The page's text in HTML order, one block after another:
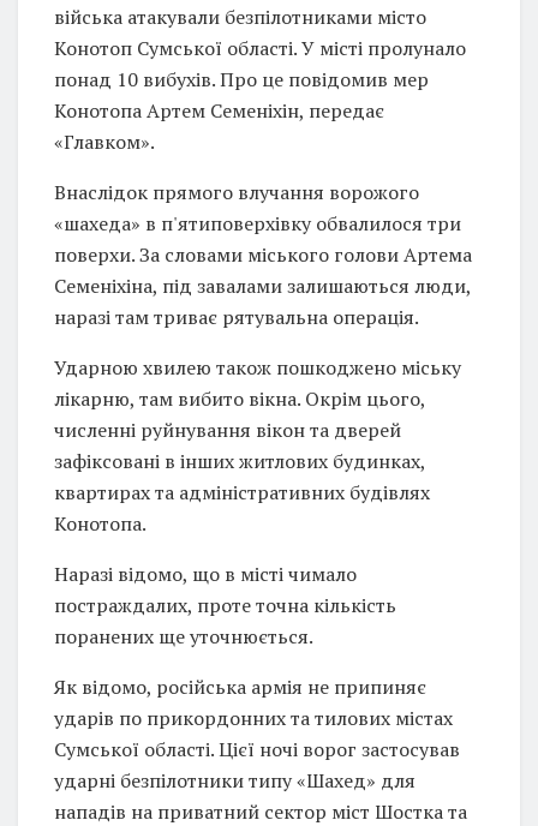
війська атакували безпілотниками місто
Конотоп Сумської області. У місті пролунало
понад 10 вибухів. Про це повідомив мер
Конотопа Артем Семеніхін, передає
«Главком».
Внаслідок прямого влучання ворожого
«шахеда» в п'ятиповерхівку обвалилося три
поверхи. За словами міського голови Артема
Семеніхіна, під завалами залишаються люди,
наразі там триває рятувальна операція.
Ударною хвилею також пошкоджено міську
лікарню, там вибито вікна. Окрім цього,
численні руйнування вікон та дверей
зафіксовані в інших житлових будинках,
квартирах та адміністративних будівлях
Конотопа.
Наразі відомо, що в місті чимало
постраждалих, проте точна кількість
поранених ще уточнюється.
Як відомо, російська армія не припиняє
ударів по прикордонних та тилових містах
Сумської області. Цієї ночі ворог застосував
ударні безпілотники типу «Шахед» для
нападів на приватний сектор міст Шостка та